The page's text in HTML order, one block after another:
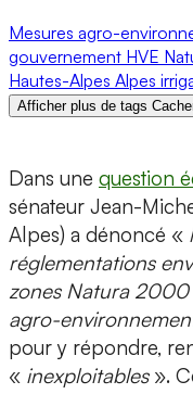
Mesures agro-
gouvernement HVE
Hautes-Alpes Alpes
Afficher plus de tags
Dans une question
sénateur Jean-
Alpes) a dénoncé «
réglementations
zones Natura 2000
agro-
pour y répondre,
« inexploitables».